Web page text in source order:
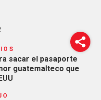
sacar el pasaporte
guatemalteco que